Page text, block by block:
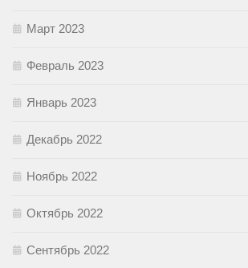
Март 2023
Февраль 2023
Январь 2023
Декабрь 2022
Ноябрь 2022
Октябрь 2022
Сентябрь 2022